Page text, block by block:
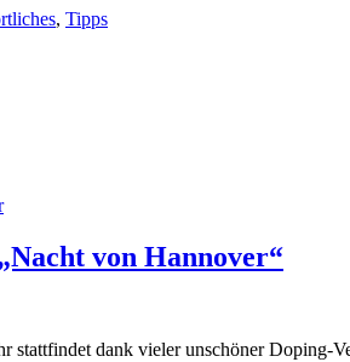
, Tipps
von Hannover“
dank vieler unschöner Doping-